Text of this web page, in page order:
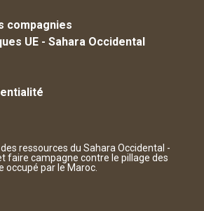
compagnies
UE - Sahara Occidental
ressources du Sahara Occidental -
faire campagne contre le pillage des
occupé par le Maroc.